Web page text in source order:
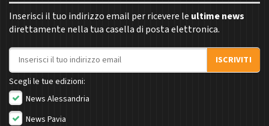
Inserisci il tuo indirizzo email per ricevere le ultime news
direttamente nella tua casella di posta elettronica.
Indirizzo email
ISCRIVITI
Scegli le tue edizioni:
News Alessandria
News Pavia